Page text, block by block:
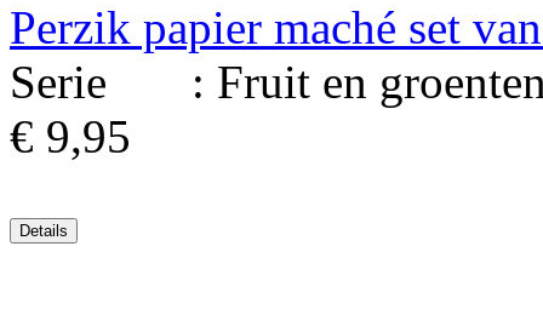
Perzik papier maché set
Serie : Fruit en
€ 9,95